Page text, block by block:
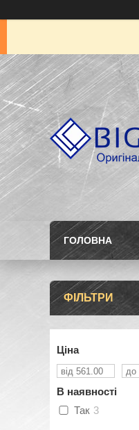
ГОЛОВНА
ФІЛЬТРИ
Ціна
В наявності
Так 3